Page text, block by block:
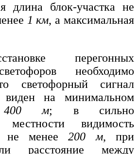
длина блок-участка не
1 км, а максимальная
перегонных
необходимо
светофорный сигнал
на минимальном
400 м; в сильно
местности видимость
не менее200 м, при
расстояние между